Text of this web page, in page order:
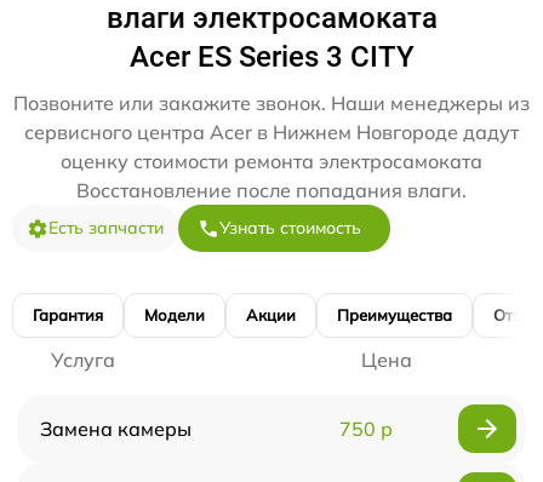
влаги электросамоката
Acer ES Series 3 CITY
Позвоните или закажите звонок. Наши менеджеры из
сервисного центра Acer в Нижнем Новгороде дадут
оценку стоимости ремонта электросамоката
Восстановление после попадания влаги.
Есть запчасти Узнать стоимость
Гарантия Модели Акции Преимущества
Услуга Цена
Замена камеры 750 р